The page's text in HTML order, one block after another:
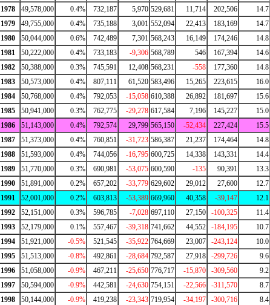
1978
49,578,000 0.4% 732,187 5,970 529,681 11,714 202,506 14.7
1979
49,755,000 0.4% 735,188 3,001 552,094 22,413 183,169 14.7
1980
50,044,000 0.6% 742,489 7,301 568,243 16,149 174,246 14.8
1981
50,222,000 0.4% 733,183 -9,306 568,789 546 167,394 14.6
1982
50,388,000 0.3% 745,591 12,408 568,231 -558 177,360 14.8
1983
50,573,000 0.4% 807,111 61,520 583,496 15,265 223,615 16.0
1984
50,768,000 0.4% 792,053 -15,058 610,388 26,892 181,697 15.6
1985
50,941,000 0.3% 762,775 -29,278 617,584 7,196 145,227 15.0
1986 51,143,000 0.4% 792,574 29,799 565,150 -52,434 227,424 15.5
1987
51,373,000 0.4% 760,851 -31,723 586,387 21,237 174,464 14.8
1988
51,593,000 0.4% 744,056 -16,795 600,725 14,338 143,331 14.4
1989
51,770,000 0.3% 690,981 -53,075 600,590 -135 90,391 13.3
1990
51,891,000 0.2% 657,202 -33,779 629,602 29,012 27,600 12.7
1991 52,001,000 0.2% 603,813 -53,389 669,960 40,358 -39,147 12.1
1992
52,151,000 0.3% 596,785 -7,028 697,110 27,150 -100,325 11.4
1993
52,179,000 0.1% 557,467 -39,318 741,662 44,552 -184,195 10.7
1994
51,921,000 -0.5% 521,545 -35,922 764,669 23,007 -243,124 10.0
1995
51,513,000 -0.8% 492,861 -28,684 792,587 27,918 -299,726 9.6
1996
51,058,000 -0.9% 467,211 -25,650 776,717 -15,870 -309,560 9.2
1997
50,594,000 -0.9% 442,581 -24,630 754,151 -22,566 -311,570 8.7
1998
50,144,000 -0.9% 419,238 -23,343 719,954 -34,197 -300,716 8.4